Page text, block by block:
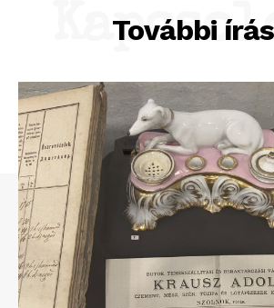
További